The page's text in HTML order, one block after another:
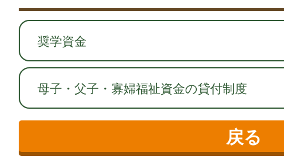
奨学資金
母子・父子・寡婦福祉資金の貸付制度
戻る